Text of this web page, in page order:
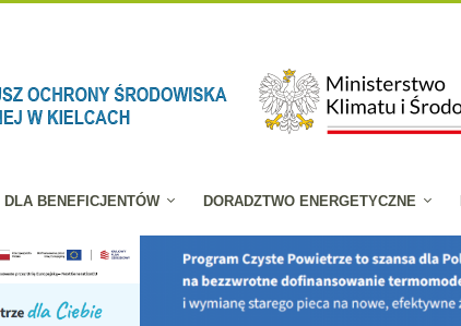
DLA BENEFICJENTÓW DORADZTWO ENERGETYCZNE